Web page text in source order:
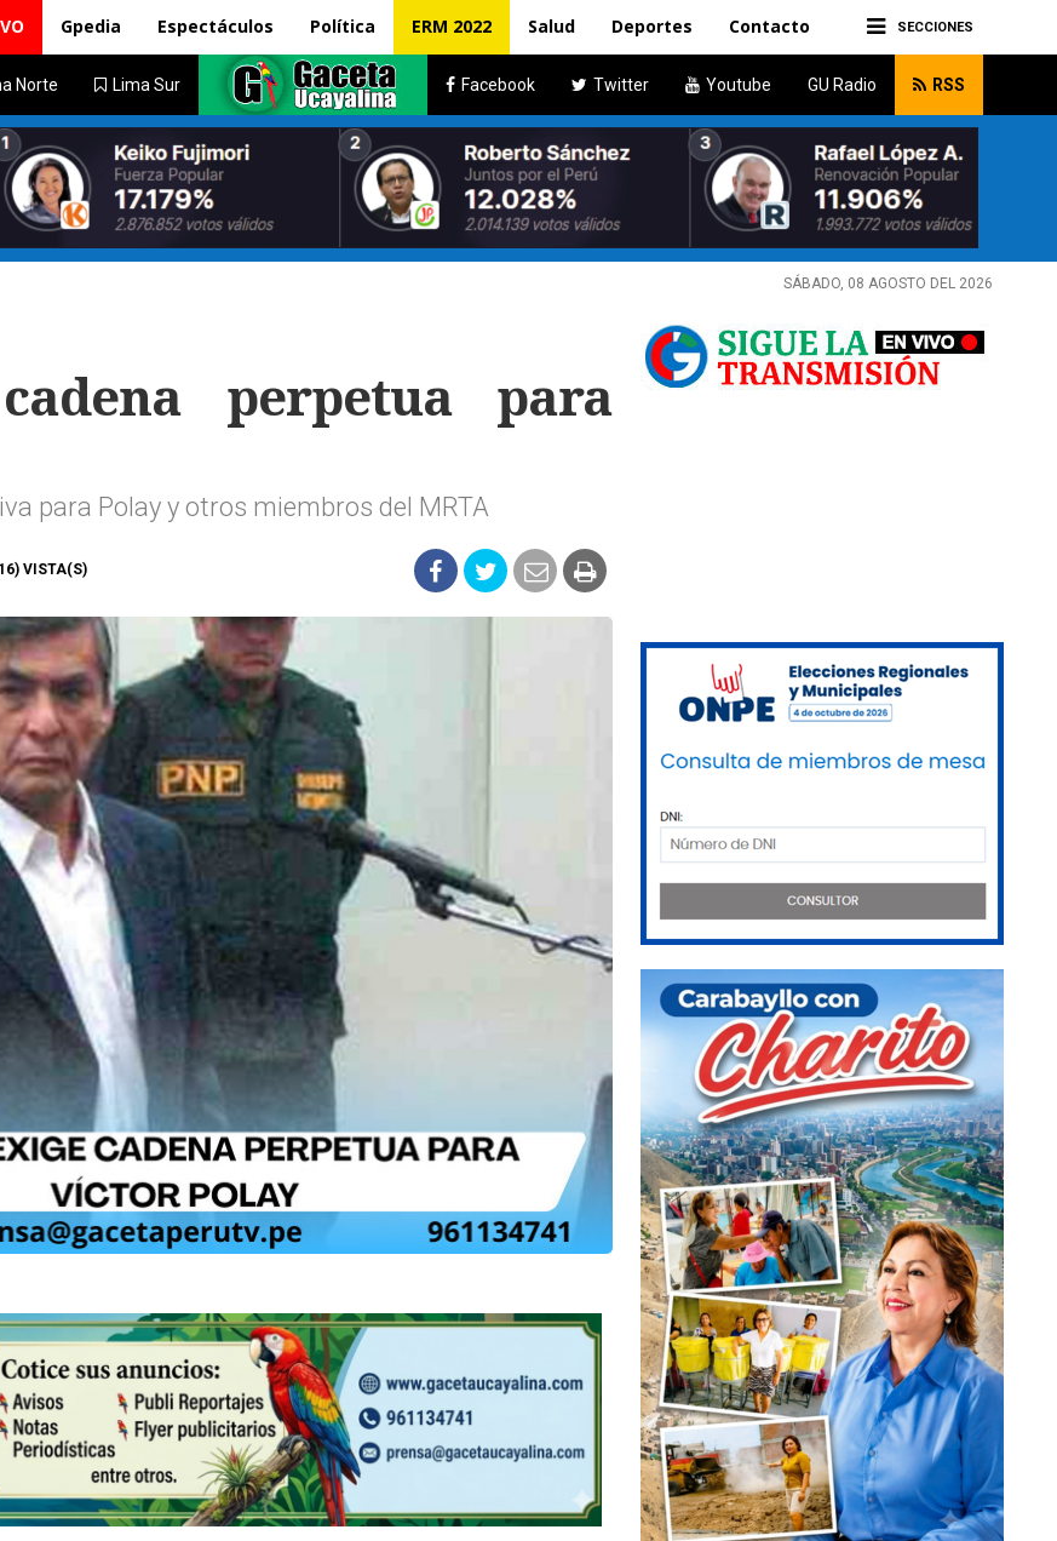
SECCIONES
Gpedia Espectáculos Política ERM 2022 Salud Deportes Contacto
Norte Lima Sur Facebook Twitter Youtube GU Radio RSS
SÁBADO, 08 AGOSTO DEL 2026
perpetua para
para Polay y otros miembros del MRTA
VISTA(S)